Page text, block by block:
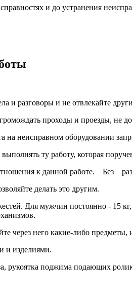
и до устранения
и разговоры и не отвлекайте
проходы и проезды, не
неисправном оборудовании
ту работу, которая
к данной работе. Без
делать это другим.
Для мужчин постоянно - 15 кг,
него какие-либо предметы,
и изделиями.
рукоятка поджима подающих